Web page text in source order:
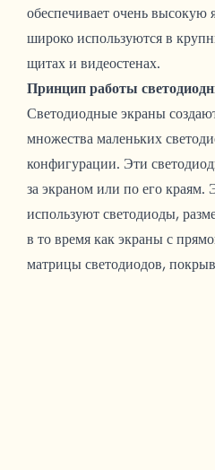
обеспечивает очень высокую
широко используются в
щитах и видеостенах.
Принцип работы
Светодиодные экраны
множества маленьких
конфигурации. Эти
за экраном или по его краям.
используют светодиоды,
в то время как экраны с
матрицы светодиодов,